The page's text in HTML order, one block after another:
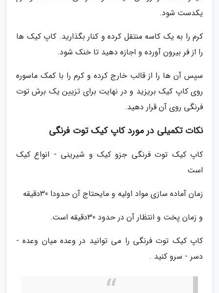
یکدست شود.
کرم را به یک کاسه منتقل کرده و کنار بگذارید. کاپ کیک ها
را از فر بیرون آورده و اجازه دهید تا خنک شود.
سپس آن ها را از قالب خارج کرده و کرم را با کمک ماسوره
روی کاپ کیک بریزید و در نهایت برای تزیین یک برش توت
فرنگی روی آن قرار دهید.
نکات تکمیلی در مورد کاپ کیک توت فرنگی
کاپ کیک توت فرنگی جزو کیک و شیرینی - انواع کیک
است
زمان آماده سازی مواد اولیه و مایحتاج آن حدودا 30دقیقه
و زمان پخت و انتظار آن در حدود 30دقیقه است.
کاپ کیک توت فرنگی را می توانید در وعده میان وعده -
دسر - سرو کنید .